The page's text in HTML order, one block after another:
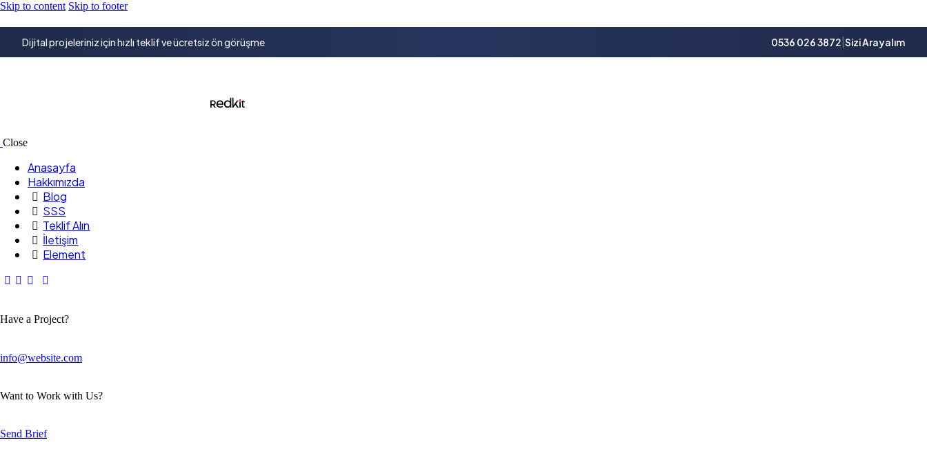
Skip to content Skip to footer
Dijital projeleriniz için hızlı teklif ve ücretsiz ön görüşme 0536 026 3872 Sizi Arayalım
Close
Anasayfa
Hakkımızda
Blog
SSS
Teklif Alın
İletişim
Element
Have a Project?
info@website.com
Want to Work with Us?
Send Brief